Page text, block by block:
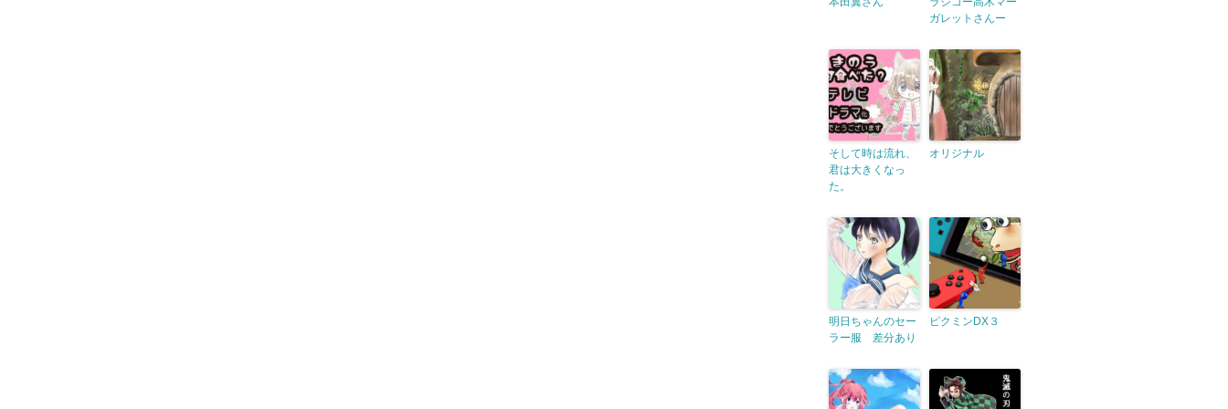
ガレットさんー
そして時は流れ、
君は大きくなっ
た。
オリジナル
明日ちゃんのセー
ラー服 差分あり
ピクミンDX３